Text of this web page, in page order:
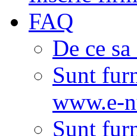
FAQ
De ce
Sunt
www.e-
Sunt